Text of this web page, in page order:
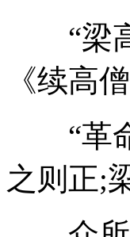
“梁高
《续高
“革命
之则正;